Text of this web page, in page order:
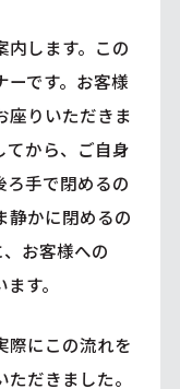
内します。この
ーです。お客様
座りいただきま
てから、ご自身
ろ手で閉めるの
静かに閉めるの
お客様への
す。
際にこの流れを
だきました。